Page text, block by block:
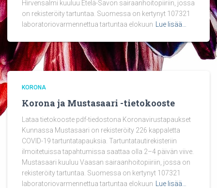
Hirvensalmi kuuluu Etelä-Savon sairaanhoitopiiriin, jossa
on rekisteröity tartuntaa. Suomessa on kertynyt 107321
laboratoriovarmennettua tartuntaa elokuun
Lue lisää…
KORONA
Korona ja Mustasaari -tietokooste
Lataa tietokooste pdf-tiedostona Koronavirustapaukset
Kunnassa Mustasaari on rekisteröity 226 kappaletta
COVID-19 tartuntatapauksia. Tartuntatautirekisteriin
ilmoitetuissa tapahtumissa saattaa olla 2–4 päivän viive.
Mustasaari kuuluu Vaasan sairaanhoitopiiriin, jossa on
rekisteröity tartuntaa. Suomessa on kertynyt 107321
laboratoriovarmennettua tartuntaa elokuun
Lue lisää…